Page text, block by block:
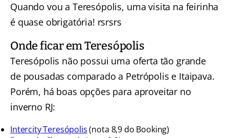
Quando vou a Teresópolis, uma visita na feirinha
é quase obrigatória! rsrsrs
Onde ficar em Teresópolis
Teresópolis não possui uma oferta tão grande
de pousadas comparado a Petrópolis e Itaipava.
Porém, há boas opções para aproveitar no
inverno RJ:
Intercity Teresópolis(nota 8,9 do Booking)